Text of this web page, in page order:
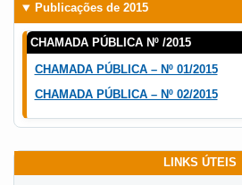
Publicações de 2015
CHAMADA PÚBLICA Nº /2015
CHAMADA PÚBLICA – Nº 01/2015
CHAMADA PÚBLICA – Nº 02/2015
LINKS ÚTEIS